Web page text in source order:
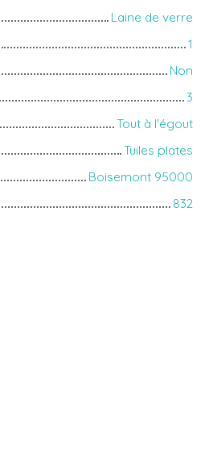
Laine de verre
1
Non
3
Tout à l'égout
Tuiles plates
Boisemont 95000
832